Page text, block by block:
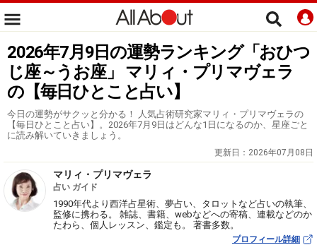
2026年7月9日の運勢ランキング「おひつ
じ座～うお座」 マリィ・プリマヴェラ
の【毎日ひとこと占い】
今日の運勢がサクッと分かる！ 人気占術研究家マリィ・プリマヴェラの
【毎日ひとこと占い】。2026年7月9日はどんな1日になるのか、星座ごと
に読み解いていきましょう。
更新日： 2026年07月08日
マリィ・プリマヴェラ
占い ガイド
1990年代より西洋占星術、夢占い、タロットなど占いの執筆、
監修に携わる。 雑誌、書籍、webなどへの寄稿、連載などのか
たわら、個人レッスン、鑑定も。 著書多数。
プロフィール詳細